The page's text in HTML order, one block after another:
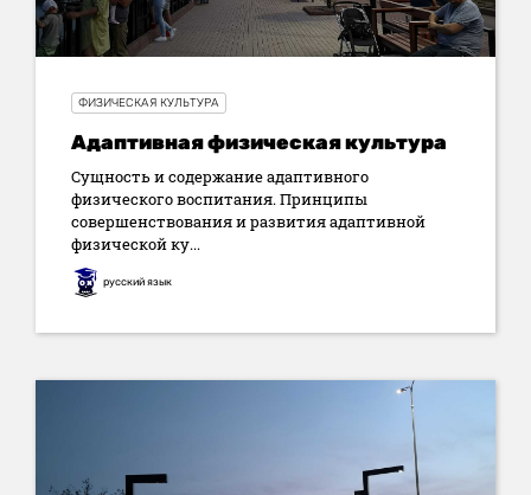
ФИЗИЧЕСКАЯ КУЛЬТУРА
Адаптивная физическая культура
Сущность и содержание адаптивного
физического воспитания. Принципы
совершенствования и развития адаптивной
физической ку...
русский язык